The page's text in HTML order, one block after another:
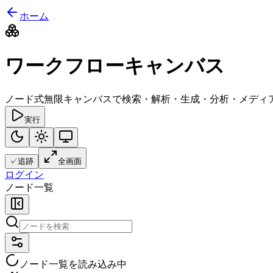
ホーム
ワークフローキャンバス
ノード式無限キャンバスで検索・解析・生成・分析・メデ
実行
✓追跡 全画面
ログイン
ノード一覧
ノード一覧を読み込み中